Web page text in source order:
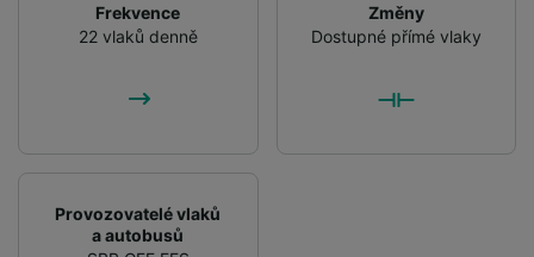
Frekvence
22 vlaků denně
Změny
Dostupné přímé vlaky
Provozovatelé vlaků
a autobusů